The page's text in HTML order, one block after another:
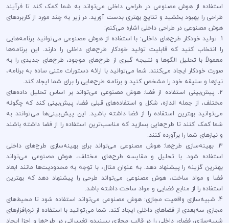
استفاده از هوش مصنوعی در طراحی داخلی می‌تواند به شما کمک کند تا فرآیند
طراحی را بهبود بخشید و نتایج بهتری بدست آورید. در زیر به چند مورد از کاربردهای
هوش مصنوعی در طراحی داخلی اشاره می‌کنم:
1. تولید خودکار طرح‌های داخلی: با استفاده از هوش مصنوعی می‌توانید برنامه‌هایی
را انتخاب کنید که قابلیت تولید خودکار طرح‌های داخلی را دارند. این برنامه‌ها
معمولاً با تحلیل الگوها و نتیجه گیری از طرح‌های موجود، طرح‌های جدیدی را به
صورت خودکار ایجاد می‌کنند. شما می‌توانید با ارائه دستورات متنی ساده به برنامه،
نیازها و سلیقه خود را مشخص کنید و برنامه طرح‌هایی را برای شما ایجاد کند.
2. پیش‌بینی استفاده از فضا: هوش مصنوعی می‌تواند بر اساس تحلیل داده‌های
مختلف، از جمله اندازه، شکل و استفاده‌های قبلی فضا، پیش‌بینی کند که چگونه
می‌توانید بهترین استفاده را از فضا داشته باشید. این پیش‌بینی‌ها می‌توانند به
شما کمک کنند تا طرح‌هایی بسازید که مناسب‌ترین استفاده را از فضا داشته باشند
و نیازهای شما را برآورده کنند.
3. بهینه‌سازی طرح‌ها: هوش مصنوعی می‌تواند برای بهینه‌سازی طرح‌های داخلی
استفاده شود. با تحلیل و مقایسه طرح‌های مختلف، هوش مصنوعی می‌تواند
بهترین گزینه را پیشنهاد دهد. به عنوان مثال، با توجه به محدودیت‌ها مانند ابعاد
فضا و مواد ساخت، هوش مصنوعی می‌تواند طرحی را پیشنهاد دهد که بهترین
استفاده را از منابع فضایی و مواد ساخت داشته باشد.
4. شبیه‌سازی واقعیت مجازی: هوش مصنوعی می‌تواند استفاده شود تا محیط‌های
مجازی سه‌بعدی از فضاهای داخلی ایجاد کند. شما می‌توانید با استفاده از نرم‌افزارهای
شبیه‌سازی، فضای داخلی را در قالب مجازی ببینیدو تغییراتی در طرح‌ها و اجزا ایجاد